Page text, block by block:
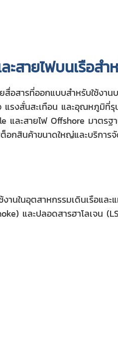
สายไฟบนเรือส
อสารที่ออกแบบสำหรับใช้งา
แรงสั่นสะเทือน และอุณหภูมิ
และสายไฟ Offshore มาตร
กสินค้าขนาดใหญ่และบริการจั
านในอุตสาหกรรมเดินเรือ
และปลอดสารฮาโลเจน